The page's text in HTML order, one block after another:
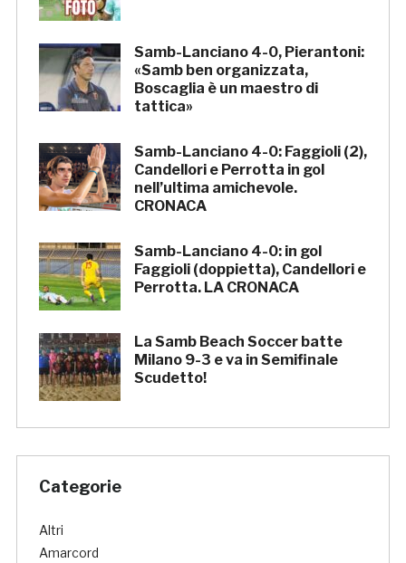
Samb-Lanciano 4-0, Pierantoni:
«Samb ben organizzata,
Boscaglia è un maestro di
tattica»
Samb-Lanciano 4-0: Faggioli (2),
Candellori e Perrotta in gol
nell’ultima amichevole.
CRONACA
Samb-Lanciano 4-0: in gol
Faggioli (doppietta), Candellori e
Perrotta. LA CRONACA
La Samb Beach Soccer batte
Milano 9-3 e va in Semifinale
Scudetto!
Categorie
Altri
Amarcord